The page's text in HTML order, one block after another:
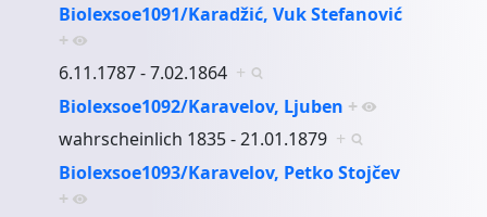
Biolexsoe1091/Karadžić, Vuk Stefanović
+
6.11.1787 - 7.02.1864 +
Biolexsoe1092/Karavelov, Ljuben +
wahrscheinlich 1835 - 21.01.1879 +
Biolexsoe1093/Karavelov, Petko Stojčev
+